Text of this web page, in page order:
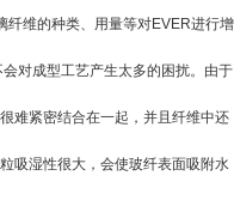
纤维的种类、用量等对EVER进行增
对成型工艺产生太多的困扰。由于
难紧密结合在一起，并且纤维中还
吸湿性很大，会使玻纤表面吸附水